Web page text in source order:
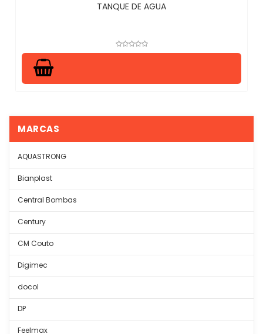
TANQUE DE AGUA
MARCAS
AQUASTRONG
Bianplast
Central Bombas
Century
CM Couto
Digimec
docol
DP
Feelmax